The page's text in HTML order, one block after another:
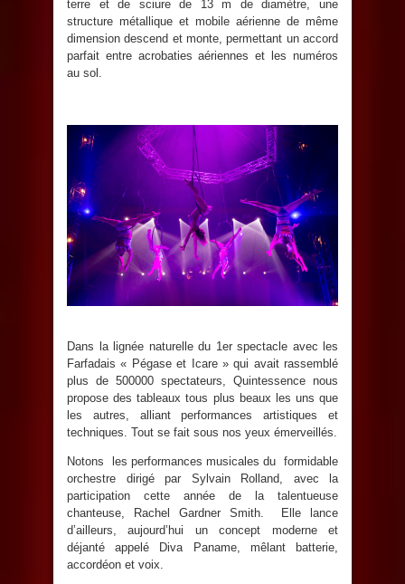
terre et de sciure de 13 m de diamètre, une
structure métallique et mobile aérienne de même
dimension descend et monte, permettant un accord
parfait entre acrobaties aériennes et les numéros
au sol.
Dans la lignée naturelle du 1er spectacle avec les
Farfadais « Pégase et Icare » qui avait rassemblé
plus de 500000 spectateurs, Quintessence nous
propose des tableaux tous plus beaux les uns que
les autres, alliant performances artistiques et
techniques. Tout se fait sous nos yeux émerveillés.
Notons les performances musicales du formidable
orchestre dirigé par Sylvain Rolland, avec la
participation cette année de la talentueuse
chanteuse, Rachel Gardner Smith. Elle lance
d’ailleurs, aujourd’hui un concept moderne et
déjanté appelé Diva Paname, mêlant batterie,
accordéon et voix.